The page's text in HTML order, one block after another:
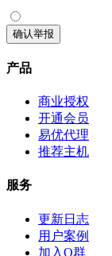
确认举报
产品
商业授权
开通会员
易优代理
推荐主机
服务
更新日志
用户案例
加入Q群